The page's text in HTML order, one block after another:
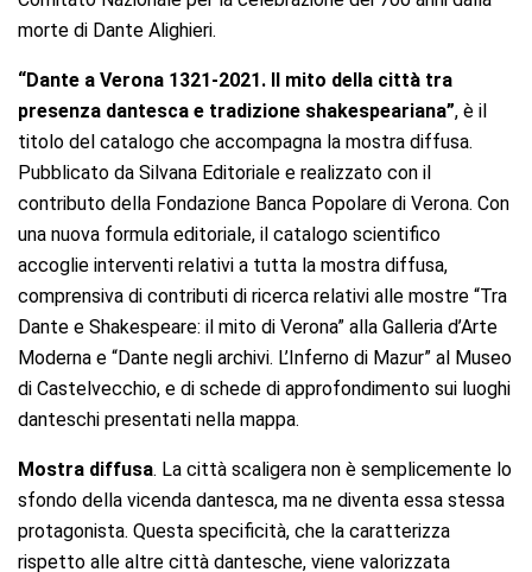
morte di Dante Alighieri.
“Dante a Verona 1321-2021. Il mito della città tra
presenza dantesca e tradizione shakespeariana”, è il
titolo del catalogo che accompagna la mostra diffusa.
Pubblicato da Silvana Editoriale e realizzato con il
contributo della Fondazione Banca Popolare di Verona. Con
una nuova formula editoriale, il catalogo scientifico
accoglie interventi relativi a tutta la mostra diffusa,
comprensiva di contributi di ricerca relativi alle mostre “Tra
Dante e Shakespeare: il mito di Verona” alla Galleria d’Arte
Moderna e “Dante negli archivi. L’Inferno di Mazur” al Museo
di Castelvecchio, e di schede di approfondimento sui luoghi
danteschi presentati nella mappa.
Mostra diffusa. La città scaligera non è semplicemente lo
sfondo della vicenda dantesca, ma ne diventa essa stessa
protagonista. Questa specificità, che la caratterizza
rispetto alle altre città dantesche, viene valorizzata